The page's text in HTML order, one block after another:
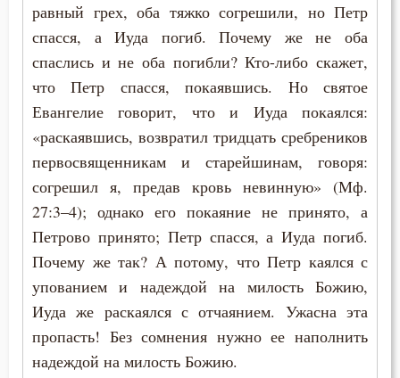
Воскресение Христово
Воспитание
Врач
Время
Гадание
Глаза
Гнев
Гнев Божий
равный грех, оба тяжко согрешили, но Петр
спасся, а Иуда погиб. Почему же не оба
спаслись и не оба погибли? Кто-либо скажет,
что Петр спасся, покаявшись. Но святое
Евангелие говорит, что и Иуда покаялся:
«раскаявшись, возвратил тридцать сребреников
первосвященникам и старейшинам, говоря:
согрешил я, предав кровь невинную» (Мф.
27:3–4); однако его покаяние не принято, а
Петрово принято; Петр спасся, а Иуда погиб.
Почему же так? А потому, что Петр каялся с
упованием и надеждой на милость Божию,
Иуда же раскаялся с отчаянием. Ужасна эта
пропасть! Без сомнения нужно ее наполнить
надеждой на милость Божию.